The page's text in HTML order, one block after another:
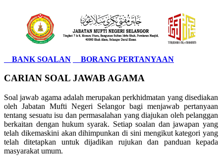
BANK SOALAN BORANG PERTANYAAN
CARIAN SOAL JAWAB AGAMA
Soal jawab agama adalah merupakan perkhidmatan yang disediakan
oleh Jabatan Mufti Negeri Selangor bagi menjawab pertanyaan
tentang sesuatu isu dan permasalahan yang diajukan oleh pelanggan
berkaitan dengan hukum syarak. Setiap soalan dan jawapan yang
telah dikemaskini akan dihimpunkan di sini mengikut kategori yang
telah ditetapkan untuk dijadikan rujukan dan panduan kepada
masyarakat umum.